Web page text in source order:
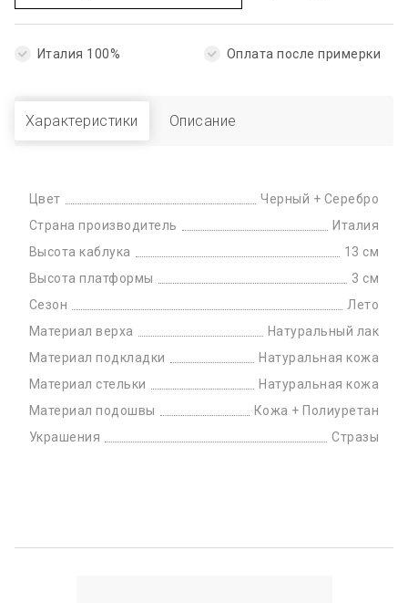
Италия 100% Оплата после примерки
Характеристики Описание
Цвет
Черный + Серебро
Страна производитель
Италия
Высота каблука
13 см
Высота платформы
3 см
Сезон
Лето
Материал верха
Натуральный лак
Материал подкладки
Натуральная кожа
Материал стельки
Натуральная кожа
Материал подошвы
Кожа + Полиуретан
Украшения
Стразы